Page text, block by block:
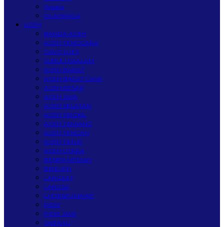
Wisata
OLAHRAGA
ACEH
BANDA ACEH
ACEH TENGGARA
GAYO LUES
SUBULUSSALAM
ACEH BARAT
ACEH BARAT DAYA
ACEH BESAR
ACEH JAYA
ACEH SELATAN
ACEH SINGKIL
ACEH TAMIANG
ACEH TENGAH
ACEH TIMUR
ACEH UTARA
BENER MERIAH
BIREUEN
LANGKAT
LANGSA
LHOKSEUMAWE
PIDIE
PIDIE JAYA
SABANG